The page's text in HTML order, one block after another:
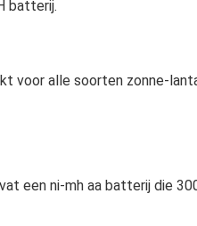
batterij.
voor alle soorten zonne-
een ni-mh aa batterij die